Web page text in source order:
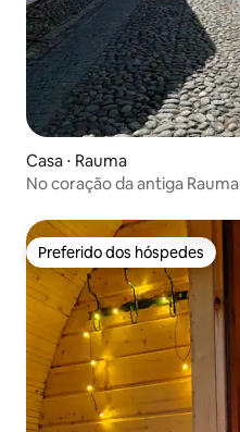
Casa ⋅ Rauma
No coração da antiga Rauma
Preferido dos hóspedes
Preferido dos hóspedes